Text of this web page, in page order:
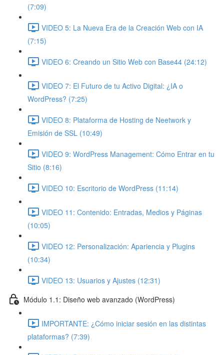
(7:09)
VIDEO 5: La Nueva Era de la Creación Web con IA
(7:15)
VIDEO 6: Creando un Sitio Web con Base44 (24:12)
VIDEO 7: El Futuro de tu Activo Digital: ¿IA o
WordPress? (7:25)
VIDEO 8: Plataforma de Hosting de Neetwork y
Emisión de SSL (10:49)
VIDEO 9: WordPress Management: Cómo Entrar en tu
Sitio (8:16)
VIDEO 10: Escritorio de WordPress (11:14)
VIDEO 11: Contenido: Entradas, Medios y Páginas
(10:05)
VIDEO 12: Personalización: Apariencia y Plugins
(10:34)
VIDEO 13: Usuarios y Ajustes (12:31)
Módulo 1.1: Diseño web avanzado (WordPress)
IMPORTANTE: ¿Cómo iniciar sesión en las distintas
plataformas? (7:39)